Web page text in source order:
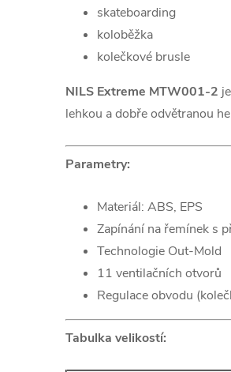
skateboarding
koloběžka
kolečkové brusle
NILS Extreme MTW001-2
lehkou a dobře odvětranou
Parametry:
Materiál: ABS, EPS
Zapínání na řemínek s
Technologie Out-Mold
11 ventilačních otvorů
Regulace obvodu
Tabulka velikostí: